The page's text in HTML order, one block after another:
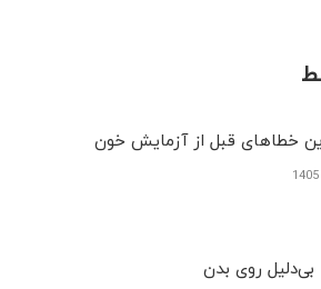
خطاهای قبل از آزمایش خون
روی بدن